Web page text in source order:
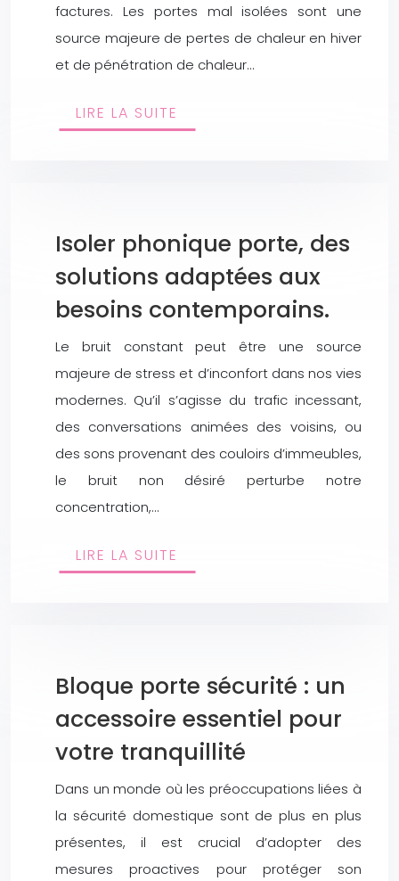
factures. Les portes mal isolées sont une
source majeure de pertes de chaleur en hiver
et de pénétration de chaleur…
LIRE LA SUITE
Isoler phonique porte, des
solutions adaptées aux
besoins contemporains.
Le bruit constant peut être une source
majeure de stress et d’inconfort dans nos vies
modernes. Qu’il s’agisse du trafic incessant,
des conversations animées des voisins, ou
des sons provenant des couloirs d’immeubles,
le bruit non désiré perturbe notre
concentration,…
LIRE LA SUITE
Bloque porte sécurité : un
accessoire essentiel pour
votre tranquillité
Dans un monde où les préoccupations liées à
la sécurité domestique sont de plus en plus
présentes, il est crucial d’adopter des
mesures proactives pour protéger son